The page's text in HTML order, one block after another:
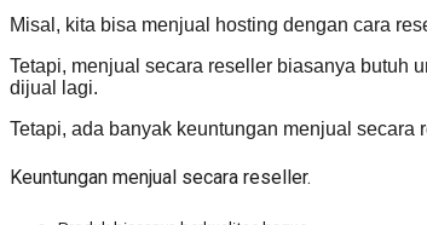
Misal, kita bisa menjual hosting dengan cara
Tetapi, menjual secara reseller biasanya butuh
dijual lagi.
Tetapi, ada banyak keuntungan menjual secara
Keuntungan menjual secara reseller.